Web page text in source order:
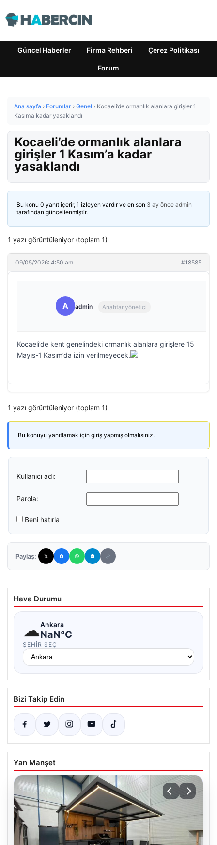
Güncel Haberler Firma Rehberi Çerez Politikası
Forum
Ana sayfa › Forumlar › Genel › Kocaeli’de ormanlık alanlara girişler 1
Kasım’a kadar yasaklandı
Kocaeli’de ormanlık alanlara
girişler 1 Kasım’a kadar
yasaklandı
Bu konu 0 yanıt içerir, 1 izleyen vardır ve en son 3 ay önce admin
tarafından güncellenmiştir.
1 yazı görüntüleniyor (toplam 1)
09/05/2026: 4:50 am #18585
A admin Anahtar yönetici
Kocaeli’de kent genelindeki ormanlık alanlara girişlere 15
Mayıs-1 Kasım’da izin verilmeyecek.
1 yazı görüntüleniyor (toplam 1)
Bu konuyu yanıtlamak için giriş yapmış olmalısınız.
Kullanıcı adı:
Parola:
Beni hatırla
Paylaş:
Hava Durumu
☁Ankara
NaN°C
ŞEHIR SEÇ
Bizi Takip Edin
Yan Manşet